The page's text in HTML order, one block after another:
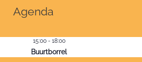
Agenda
15:00- 18:00
Buurtborrel